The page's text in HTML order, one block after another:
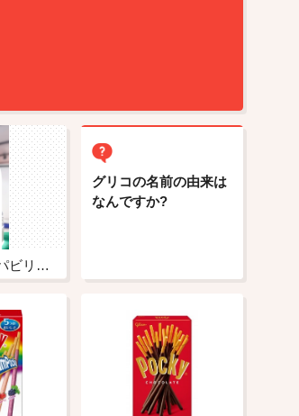
【2025年大阪・関西万博】大阪ヘルスケアパビリオンGlicoブース「細胞ケア研究所」の様子をWeb-VRでご覧いただけます！
グリコの名前の由来は
なんですか?